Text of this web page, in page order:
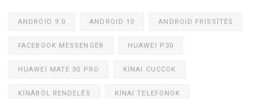
ANDROID 9.0 ANDROID 10 ANDROID FRISSÍTÉS
FACEBOOK MESSENGER HUAWEI P30
HUAWEI MATE 30 PRO KÍNAI CUCCOK
KÍNÁBÓL RENDELÉS KÍNAI TELEFONOK